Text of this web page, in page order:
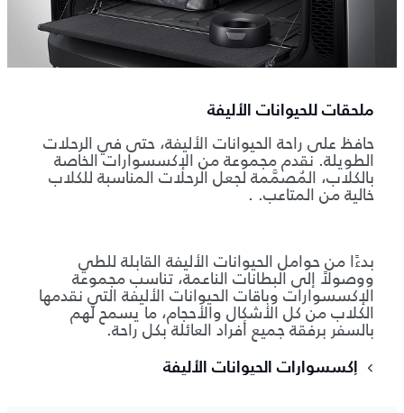
ملحقات للحيوانات الأليفة
حافظ على راحة الحيوانات الأليفة، حتى في الرحلات
الطويلة. نقدم مجموعة من الإكسسوارات الخاصة
بالكلاب، المُصمَّمة لجعل الرحلات المناسبة للكلاب
خالية من المتاعب. .
بدءًا من حوامل الحيوانات الأليفة القابلة للطي
ووصولاً إلى البطانات الناعمة، تناسب مجموعة
الإكسسوارات وباقات الحيوانات الأليفة التي نقدمها
الكلاب من كل الأشكال والأحجام، ما يسمح لهم
بالسفر برفقة جميع أفراد العائلة بكل راحة.
إكسسوارات الحيوانات الأليفة